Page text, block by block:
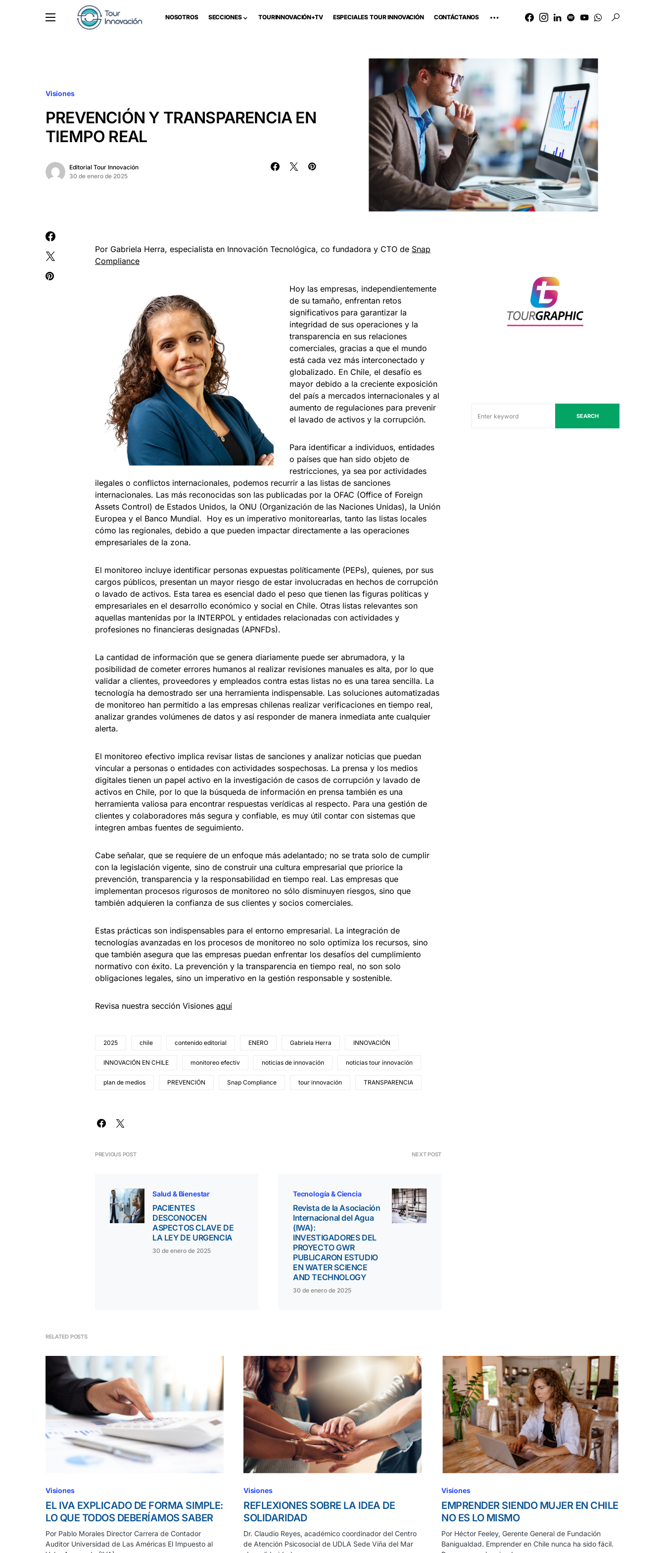
NOSOTROS SECCIONES TOURINNOVACIÓN+TV ESPECIALES TOUR INNOVACIÓN CONTÁCTANOS
Visiones
PREVENCIÓN Y TRANSPARENCIA EN
TIEMPO REAL
Editorial Tour Innovación
30 de enero de 2025
Por Gabriela Herra, especialista en Innovación Tecnológica, co fundadora y CTO de Snap
Compliance
Hoy las empresas, independientemente
de su tamaño, enfrentan retos
significativos para garantizar la
integridad de sus operaciones y la
transparencia en sus relaciones
comerciales, gracias a que el mundo
está cada vez más interconectado y
globalizado. En Chile, el desafío es
mayor debido a la creciente exposición
del país a mercados internacionales y al
aumento de regulaciones para prevenir
el lavado de activos y la corrupción.
Para identificar a individuos, entidades
o países que han sido objeto de
restricciones, ya sea por actividades
ilegales o conflictos internacionales, podemos recurrir a las listas de sanciones
internacionales. Las más reconocidas son las publicadas por la OFAC (Office of Foreign
Assets Control) de Estados Unidos, la ONU (Organización de las Naciones Unidas), la Unión
Europea y el Banco Mundial. Hoy es un imperativo monitorearlas, tanto las listas locales
cómo las regionales, debido a que pueden impactar directamente a las operaciones
empresariales de la zona.
El monitoreo incluye identificar personas expuestas políticamente (PEPs), quienes, por sus
cargos públicos, presentan un mayor riesgo de estar involucradas en hechos de corrupción
o lavado de activos. Esta tarea es esencial dado el peso que tienen las figuras políticas y
empresariales en el desarrollo económico y social en Chile. Otras listas relevantes son
aquellas mantenidas por la INTERPOL y entidades relacionadas con actividades y
profesiones no financieras designadas (APNFDs).
La cantidad de información que se genera diariamente puede ser abrumadora, y la
posibilidad de cometer errores humanos al realizar revisiones manuales es alta, por lo que
validar a clientes, proveedores y empleados contra estas listas no es una tarea sencilla. La
tecnología ha demostrado ser una herramienta indispensable. Las soluciones automatizadas
de monitoreo han permitido a las empresas chilenas realizar verificaciones en tiempo real,
analizar grandes volúmenes de datos y así responder de manera inmediata ante cualquier
alerta.
El monitoreo efectivo implica revisar listas de sanciones y analizar noticias que puedan
vincular a personas o entidades con actividades sospechosas. La prensa y los medios
digitales tienen un papel activo en la investigación de casos de corrupción y lavado de
activos en Chile, por lo que la búsqueda de información en prensa también es una
herramienta valiosa para encontrar respuestas verídicas al respecto. Para una gestión de
clientes y colaboradores más segura y confiable, es muy útil contar con sistemas que
integren ambas fuentes de seguimiento.
Cabe señalar, que se requiere de un enfoque más adelantado; no se trata solo de cumplir
con la legislación vigente, sino de construir una cultura empresarial que priorice la
prevención, transparencia y la responsabilidad en tiempo real. Las empresas que
implementan procesos rigurosos de monitoreo no sólo disminuyen riesgos, sino que
también adquieren la confianza de sus clientes y socios comerciales.
Estas prácticas son indispensables para el entorno empresarial. La integración de
tecnologías avanzadas en los procesos de monitoreo no solo optimiza los recursos, sino
que también asegura que las empresas puedan enfrentar los desafíos del cumplimiento
normativo con éxito. La prevención y la transparencia en tiempo real, no son solo
obligaciones legales, sino un imperativo en la gestión responsable y sostenible.
Revisa nuestra sección Visiones aquí
2025 chile contenido editorial ENERO Gabriela Herra INNOVACIÓN
INNOVACIÓN EN CHILE monitoreo efectiv noticias de innovación noticias tour innovación
plan de medios PREVENCIÓN Snap Compliance tour innovación TRANSPARENCIA
PREVIOUS POST
Salud & Bienestar
PACIENTES
DESCONOCEN
ASPECTOS CLAVE DE
LA LEY DE URGENCIA
30 de enero de 2025
NEXT POST
Tecnología & Ciencia
Revista de la Asociación
Internacional del Agua
(IWA):
INVESTIGADORES DEL
PROYECTO GWR
PUBLICARON ESTUDIO
EN WATER SCIENCE
AND TECHNOLOGY
30 de enero de 2025
SEARCH
RELATED POSTS
Visiones
EL IVA EXPLICADO DE FORMA SIMPLE:
LO QUE TODOS DEBERÍAMOS SABER
Por Pablo Morales Director Carrera de Contador
Auditor Universidad de Las Américas El Impuesto al
Visiones
REFLEXIONES SOBRE LA IDEA DE
SOLIDARIDAD
Dr. Claudio Reyes, académico coordinador del Centro
de Atención Psicosocial de UDLA Sede Viña del Mar
Visiones
EMPRENDER SIENDO MUJER EN CHILE
NO ES LO MISMO
Por Héctor Feeley, Gerente General de Fundación
Banigualdad. Emprender en Chile nunca ha sido fácil.